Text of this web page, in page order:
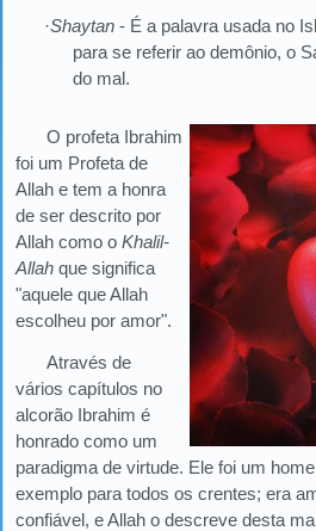
·Shaytan - É a palavra usada no
para se referir ao demônio, o
do mal.
O profeta Ibrahim
foi um Profeta de
Allah e tem a honra
de ser descrito por
Allah como o Khalil-
Allah que significa
"aquele que Allah
escolheu por amor".
Através de
vários capítulos no
alcorão Ibrahim é
honrado como um
paradigma de virtude. Ele foi um
exemplo para todos os crentes; era
confiável, e Allah o descreve desta